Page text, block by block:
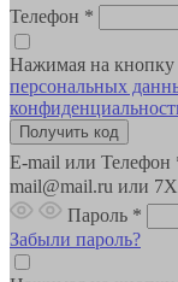
Телефон *
Нажимая на
персональных
E-mail или Телефон
mail@mail.ru или
Пароль *
Забыли пароль?